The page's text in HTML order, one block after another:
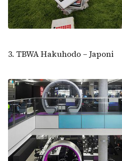
3. TBWA Hakuhodo – Japoni